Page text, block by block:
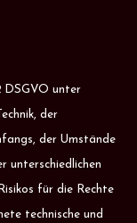
DSGVO unter
der
der Umstände
unterschiedlichen
für die Rechte
technische und